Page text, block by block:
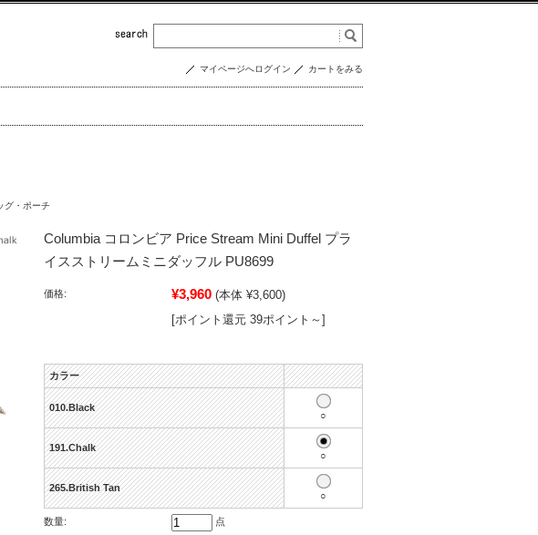
マイページへログイン カートをみる
グ・ポーチ
Columbia コロンビア Price Stream Mini Duffel プラ
イスストリームミニダッフル PU8699
価格: ¥3,960 (本体 ¥3,600)
[ポイント還元 39ポイント～]
カラー
010.Black
○
191.Chalk
○
265.British Tan
○
数量: 点